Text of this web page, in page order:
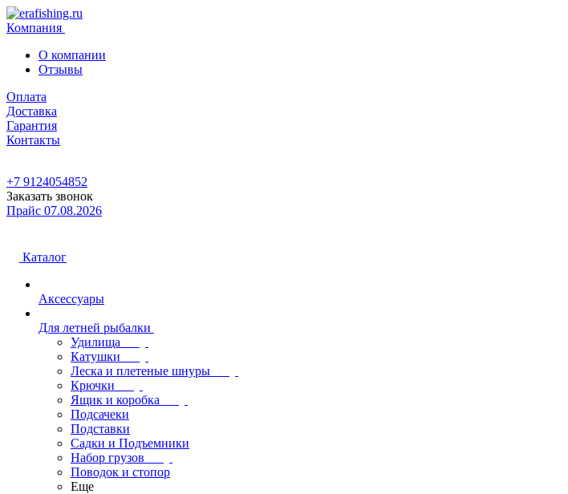
Компания
О компании
Отзывы
Оплата
Доставка
Гарантия
Контакты
+7 9124054852
Заказать звонок
Прайс 07.08.2026
Каталог
Аксессуары
Для летней рыбалки
Удилища
Катушки
Леска и плетеные шнуры
Крючки
Ящик и коробка
Подсачеки
Подставки
Садки и Подъемники
Набор грузов
Поводок и стопор
Еще